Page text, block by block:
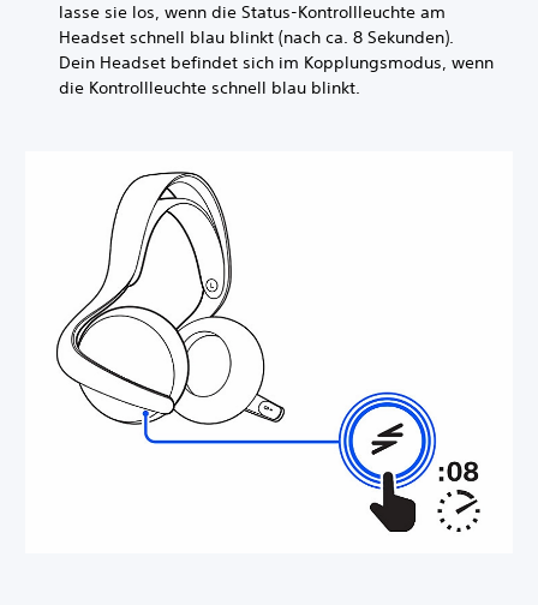
lasse sie los, wenn die Status-Kontrollleuchte am
Headset schnell blau blinkt (nach ca. 8 Sekunden).
Dein Headset befindet sich im Kopplungsmodus, wenn
die Kontrollleuchte schnell blau blinkt.